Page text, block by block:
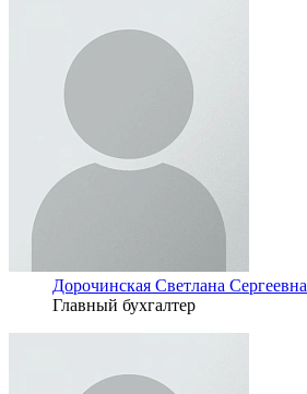
Дорочинская Светлана Сергеевна
Главный бухгалтер